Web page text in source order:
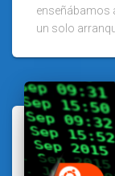
enseñábamos
un solo